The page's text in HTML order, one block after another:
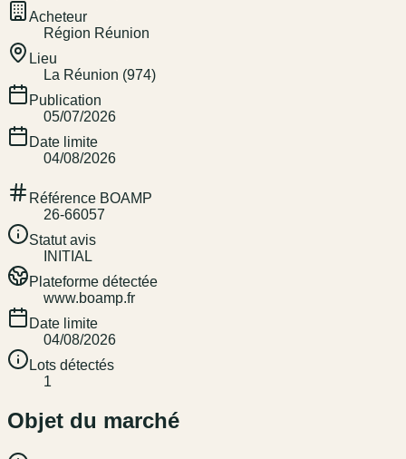
Acheteur
Région Réunion
Lieu
La Réunion (974)
Publication
05/07/2026
Date limite
04/08/2026
Référence BOAMP
26-66057
Statut avis
INITIAL
Plateforme détectée
www.boamp.fr
Date limite
04/08/2026
Lots détectés
1
Objet du marché